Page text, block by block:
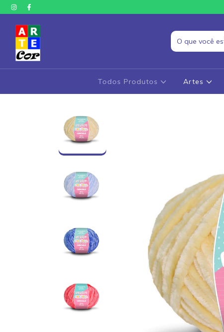
Todos Produtos Artes